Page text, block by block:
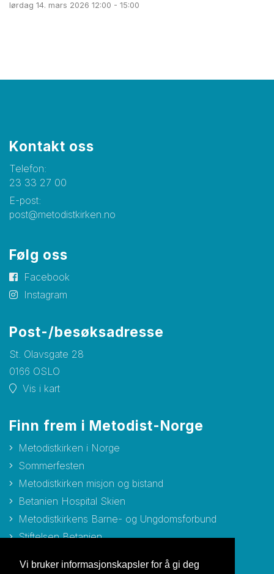
Vi bruker informasjonskapsler for å gi deg
lørdag 14. mars 2026 12:00 - 15:00
Kontakt oss
Telefon:
23 33 27 00
E-post:
post@metodistkirken.no
Følg oss
Facebook
Instagram
Post-/besøksadresse
St. Olavsgate 28
0166 OSLO
Vis i kart
Finn frem i Metodist-Norge
Metodistkirken i Norge
Sommerfesten
Metodistkirken misjon og bistand
Betanien Hospital Skien
Metodistkirkens Barne- og Ungdomsforbund
Stiftelsen Betanien